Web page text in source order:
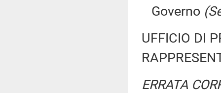
Governo
UFFICIO DI
ERRATA